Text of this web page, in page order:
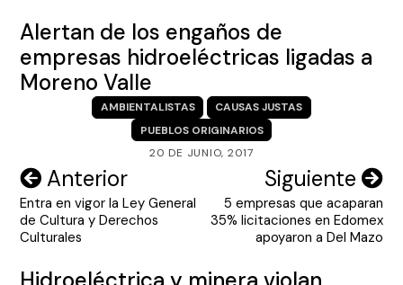
Alertan de los engaños de
empresas hidroeléctricas ligadas a
Moreno Valle
AMBIENTALISTAS
CAUSAS JUSTAS
PUEBLOS ORIGINARIOS
20 DE JUNIO, 2017
Navegación
de
entradas
Anterior
Entra en vigor la Ley General
de Cultura y Derechos
Culturales
Siguiente
5 empresas que acaparan
35% licitaciones en Edomex
apoyaron a Del Mazo